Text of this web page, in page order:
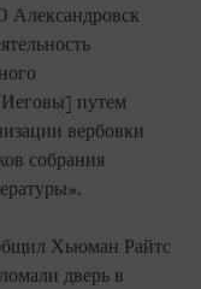
Александровск
Иеговы] путем
вербовки
собрания
Хьюман Райтс
дверь в